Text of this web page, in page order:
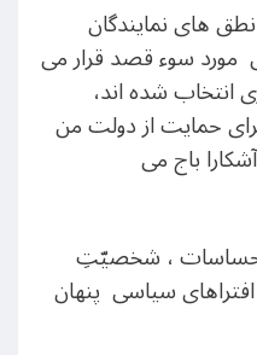
های نمایندگان
سوء قصد قرار می
انتخاب شده اند،
حمایت از دولت من
باج می
، شخصیّتِ
افتراهای سیاسی پنهان